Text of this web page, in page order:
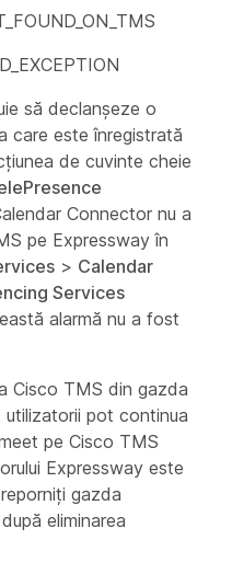
să declanșeze o
care este înregistrată
de cuvinte cheie
Connector nu a
pe Expressway în
> Calendar
Services
alarmă nu a fost
Cisco TMS din gazda
pot continua
pe Cisco TMS
Expressway este
gazda
eliminarea